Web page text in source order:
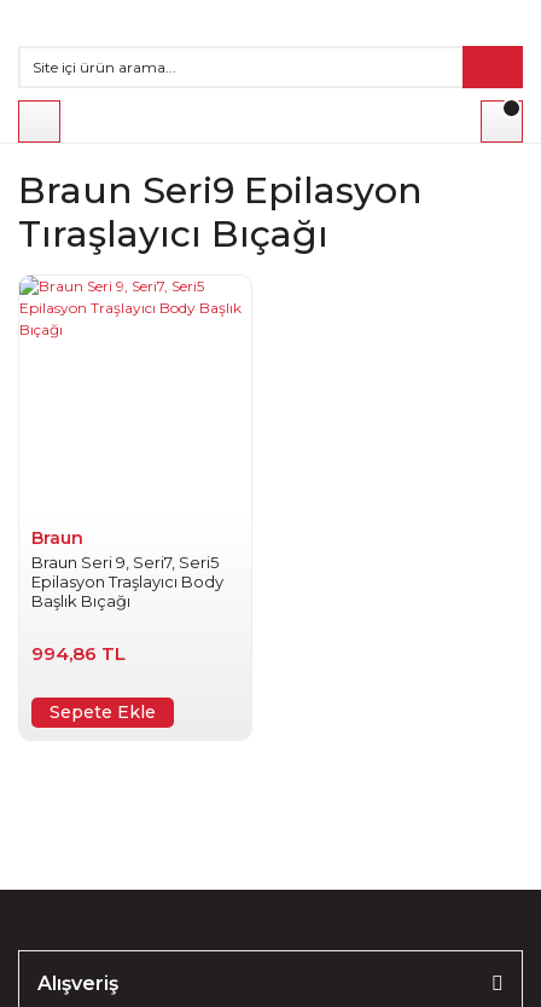
Braun Seri9 Epilasyon
Tıraşlayıcı Bıçağı
Braun
Braun Seri 9, Seri7, Seri5
Epilasyon Traşlayıcı Body
Başlık Bıçağı
994,86 TL
Sepete Ekle
Alışveriş